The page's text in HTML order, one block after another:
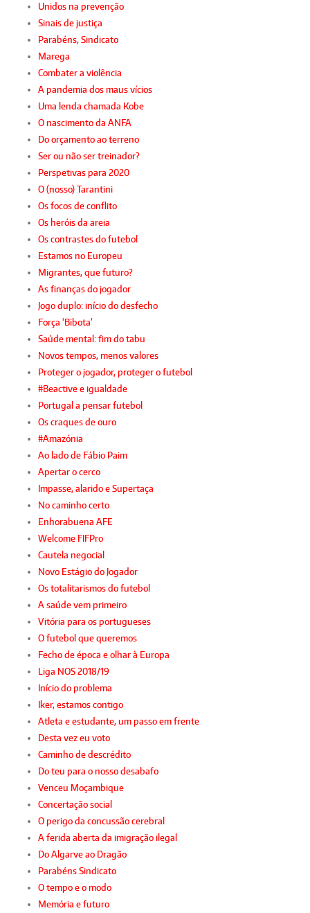
Unidos na prevenção
Sinais de justiça
Parabéns, Sindicato
Marega
Combater a violência
A pandemia dos maus vícios
Uma lenda chamada Kobe
O nascimento da ANFA
Do orçamento ao terreno
Ser ou não ser treinador?
Perspetivas para 2020
O (nosso) Tarantini
Os focos de conflito
Os heróis da areia
Os contrastes do futebol
Estamos no Europeu
Migrantes, que futuro?
As finanças do jogador
Jogo duplo: início do desfecho
Força ‘Bibota’
Saúde mental: fim do tabu
Novos tempos, menos valores
Proteger o jogador, proteger o futebol
#Beactive e igualdade
Portugal a pensar futebol
Os craques de ouro
#Amazónia
Ao lado de Fábio Paim
Apertar o cerco
Impasse, alarido e Supertaça
No caminho certo
Enhorabuena AFE
Welcome FIFPro
Cautela negocial
Novo Estágio do Jogador
Os totalitarismos do futebol
A saúde vem primeiro
Vitória para os portugueses
O futebol que queremos
Fecho de época e olhar à Europa
Liga NOS 2018/19
Início do problema
Iker, estamos contigo
Atleta e estudante, um passo em frente
Desta vez eu voto
Caminho de descrédito
Do teu para o nosso desabafo
Venceu Moçambique
Concertação social
O perigo da concussão cerebral
A ferida aberta da imigração ilegal
Do Algarve ao Dragão
Parabéns Sindicato
O tempo e o modo
Memória e futuro